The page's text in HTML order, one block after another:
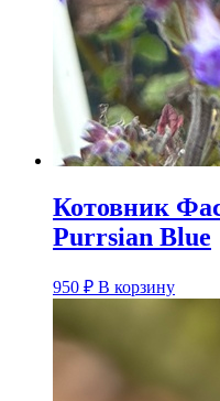
Котовник
Purrsian Blue
950 ₽ В корзину